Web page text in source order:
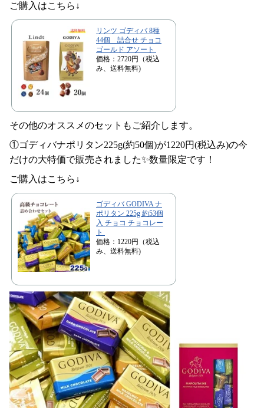
ご購入はこちら↓
リンツ ゴディバ 8種
44個 詰合せ チョコ
ゴールド アソート
価格：2720円（税込
み、送料無料)
その他のオススメのセットもご紹介します。
①ゴディバナポリタン225g(約50個)が1220円(税込み)の今
だけの大特価で販売されました✨数量限定です！
ご購入はこちら↓
ゴディバ GODIVA ナ
ポリタン 225g 約53個
入 チョコ チョコレー
ト
価格：1220円（税込
み、送料無料)